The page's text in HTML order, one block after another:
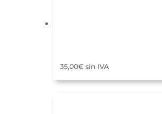
35,00€ sin IVA